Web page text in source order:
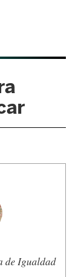
de Igualdad